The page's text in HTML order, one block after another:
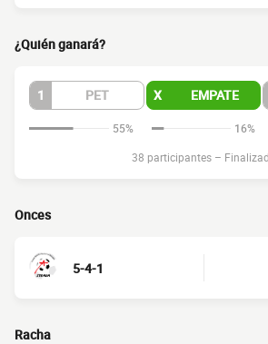
¿Quién ganará?
1 PET X EMPATE
55% 16%
38 participantes –
Onces
5-4-1
Racha